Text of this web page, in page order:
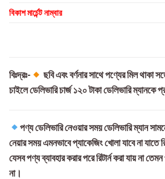
বিকাশ মার্চেন্ট নাম্বার
বিঃদ্রঃ-
ছবি এবং বর্ণনার সাথে পণ্যের মিল
চাইলে ডেলিভারি চার্জ ১২০ টাকা ডেলিভারি ম্যানকে
পণ্য ডেলিভারি নেওয়ার সময় ডেলিভারি ম্যান
নেয়ার সময় এমনভাবে প্যাকেজিং খোলা যাবে না যাতে
যেসব পণ্য ব্যাবহার করার পরে রিটার্ন করা যায় না
না।